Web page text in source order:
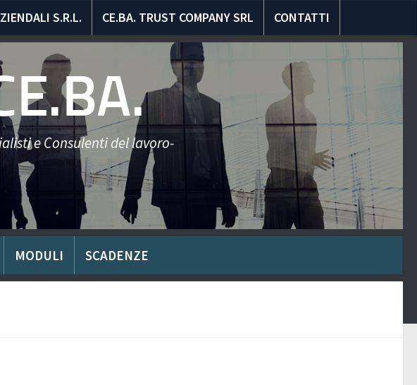
S.R.L. CE.BA. TRUST COMPANY SRL CONTATTI
e Consulenti del lavoro-
MODULI SCADENZE